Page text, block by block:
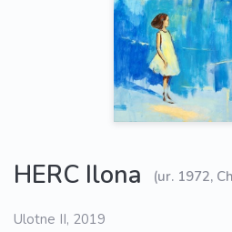
HERC Ilona (ur. 1972,
Ulotne II, 2019